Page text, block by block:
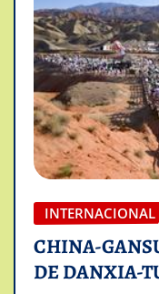
INTERNACIONAL
CHINA-
DE DANXIA-